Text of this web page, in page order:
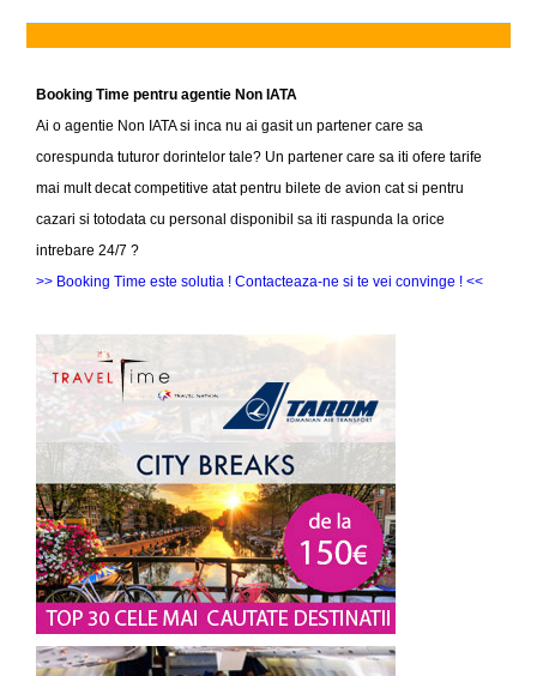
Booking Time pentru agentie Non IATA
Ai o agentie Non IATA si inca nu ai gasit un partener care sa
corespunda tuturor dorintelor tale? Un partener care sa iti ofere tarife
mai mult decat competitive atat pentru bilete de avion cat si pentru
cazari si totodata cu personal disponibil sa iti raspunda la orice
intrebare 24/7 ?
>> Booking Time este solutia ! Contacteaza-ne si te vei convinge ! <<